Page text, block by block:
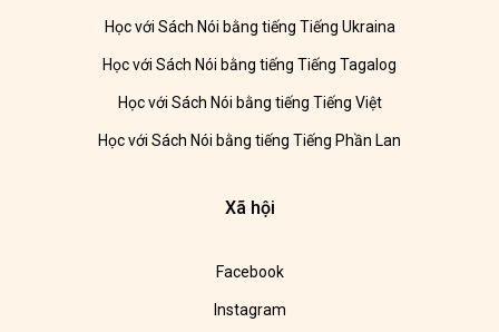
Học với Sách Nói bằng tiếng Tiếng Ukraina
Học với Sách Nói bằng tiếng Tiếng Tagalog
Học với Sách Nói bằng tiếng Tiếng Việt
Học với Sách Nói bằng tiếng Tiếng Phần Lan
Xã hội
Facebook
Instagram